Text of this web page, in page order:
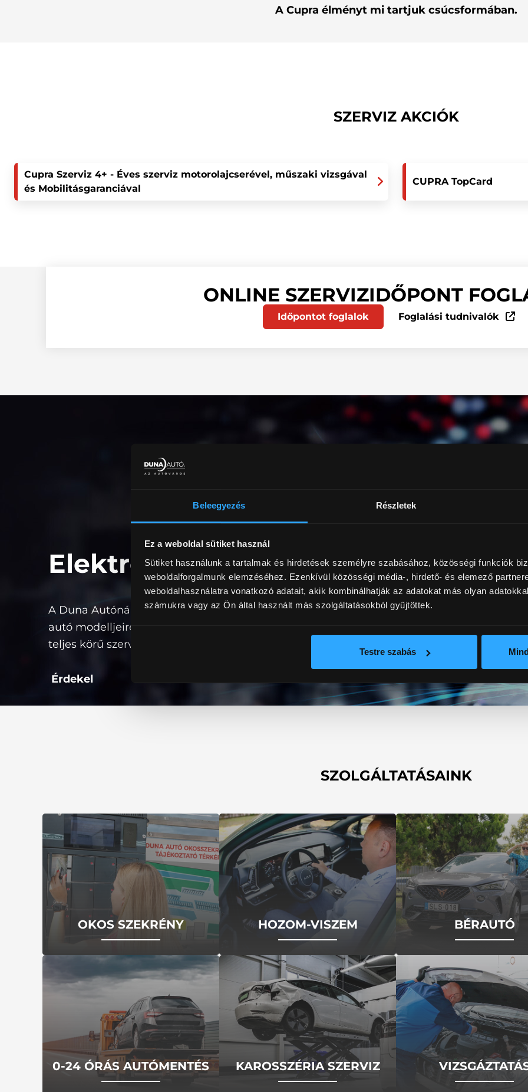
Beleegyezés Részletek
Ez a weboldal sütiket használ
Sütiket használunk a tartalmak és hirdetések személyre szabásához, közösségi funkciók
weboldalforgalmunk elemzéséhez. Ezenkívül közösségi média-, hirdető- és elemező
weboldalhasználatra vonatkozó adatait, akik kombinálhatják az adatokat más olyan
számukra vagy az Ön által használt más szolgáltatásokból gyűjtöttek.
Testre szabás
A Cupra élményt mi tartjuk csúcsformában.
SZERVIZ AKCIÓK
Cupra Szerviz 4+ - Éves szerviz motorolajcserével, műszaki vizsgával
és Mobilitásgaranciával
CUPRA TopCard
ONLINE SZERVIZIDŐPONT
Időpontot foglalok Foglalási tudnivalók
Elektromos autó szerviz
A Duna Autónál számos márka elektromos
autó modelljeire nyújtunk szakszerű és
teljes körű szerviz szolgáltatást!
Érdekel
SZOLGÁLTATÁSAINK
OKOS SZEKRÉNY HOZOM-VISZEM BÉRAUTÓ
0-24 ÓRÁS AUTÓMENTÉS KAROSSZÉRIA SZERVIZ